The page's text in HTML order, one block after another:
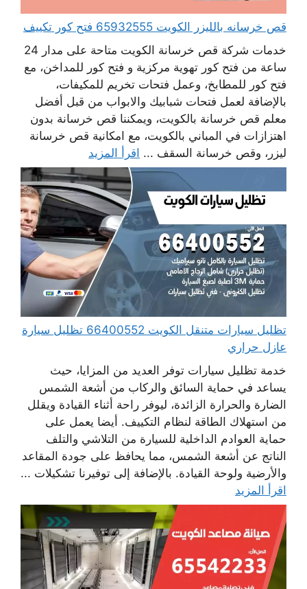
قص خرسانه بالليزر الكويت 65932555 فتح كور تكييف
خدمات شركة قص خرسانة الكويت متاحة على مدار 24
ساعة من فتح كور تهوية مركزية و فتح كور للمداخن، مع
فتح كور للمطابخ، وعمل فتحات تخريم للمكيفات،
بالإضافة لعمل فتحات شبابيك والابواب من قبل أفضل
معلم قص خرسانة بالكويت، ويمكننا قص خرسانة بدون
اهتزازات في المباني بالكويت، مع امكانية قص خرسانة
ليزر، وقص خرسانة السقف ... اقرأ المزيد
تظليل سيارات متنقل الكويت 66400552 تظليل سيارة
عازل حراري
خدمة تظليل سيارات توفر العديد من المزايا، حيث
يساعد في حماية السائق والركاب من أشعة الشمس
الضارة والحرارة الزائدة، ليوفر راحة أثناء القيادة ويقلل
من استهلاك الطاقة لنظام التكييف. أيضا يعمل على
حماية العوادم الداخلية للسيارة من التلاشي والتلف
الناتج عن أشعة الشمس، مما يحافظ على جودة المقاعد
والأرضية ولوحة القيادة. بالإضافة إلى توفيرنا تشكيلات ...
اقرأ المزيد